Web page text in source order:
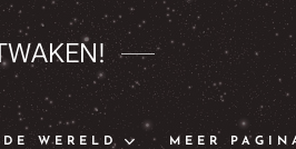
WERELD MEER